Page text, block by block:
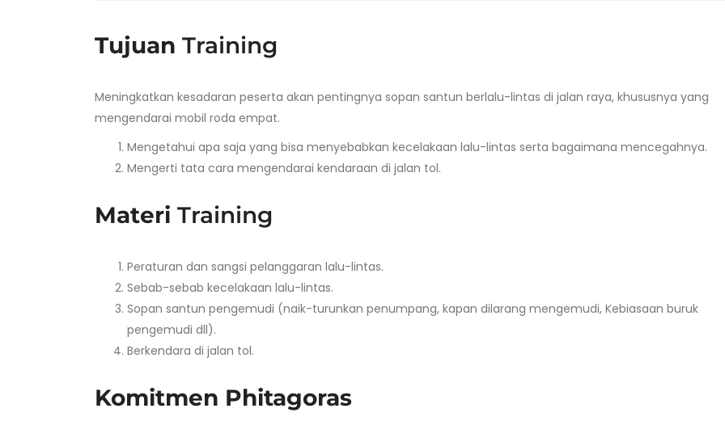
Tujuan Training
Meningkatkan kesadaran peserta akan pentingnya sopan santun berlalu-lintas di jalan raya, khususnya yang
mengendarai mobil roda empat.
Mengetahui apa saja yang bisa menyebabkan kecelakaan lalu-lintas serta bagaimana mencegahnya.
Mengerti tata cara mengendarai kendaraan di jalan tol.
Materi Training
Peraturan dan sangsi pelanggaran lalu-lintas.
Sebab-sebab kecelakaan lalu-lintas.
Sopan santun pengemudi (naik-turunkan penumpang, kapan dilarang mengemudi, Kebiasaan buruk
pengemudi dll).
Berkendara di jalan tol.
Komitmen Phitagoras